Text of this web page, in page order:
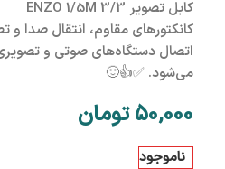
کابل تصویر 3/3 ENZO 1/5M
کانکتورهای مقاوم، انتقال صدا و
می‌شود. ✅👍🙂
50,000 تومان
ناموجود